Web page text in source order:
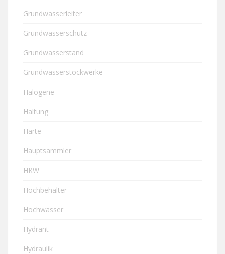
Grundwasserleiter
Grundwasserschutz
Grundwasserstand
Grundwasserstockwerke
Halogene
Haltung
Härte
Hauptsammler
HKW
Hochbehälter
Hochwasser
Hydrant
Hydraulik